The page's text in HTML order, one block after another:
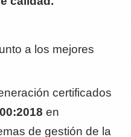
a los mejores
certificados
en
de gestión de la